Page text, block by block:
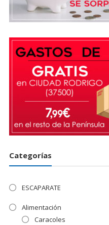
Categorías
ESCAPARATE
Alimentación
Caracoles